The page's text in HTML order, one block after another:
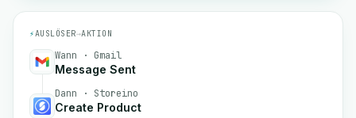
⚡AUSLÖSER→AKTION
Wann · Gmail
Message Sent
Dann · Storeino
Create Product